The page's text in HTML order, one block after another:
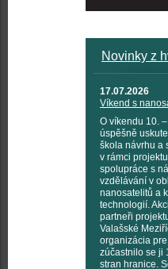
Novinky z
17.07.2026
Víkend s
O víkendu 10.
úspěšně
škola návrhu a
v rámci
spolupráce s
vzdělávání v
nanosatelitů a
technologií.
partneři
Valašské
organizácia
zúčastnilo se ji
stran hranice.